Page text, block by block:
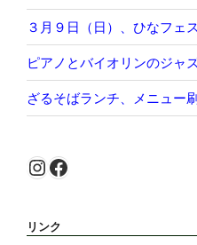
３月９日（日）、ひなフェ
ピアノとバイオリンのジャ
ざるそばランチ、メニュー
Instagram
Facebook
リンク